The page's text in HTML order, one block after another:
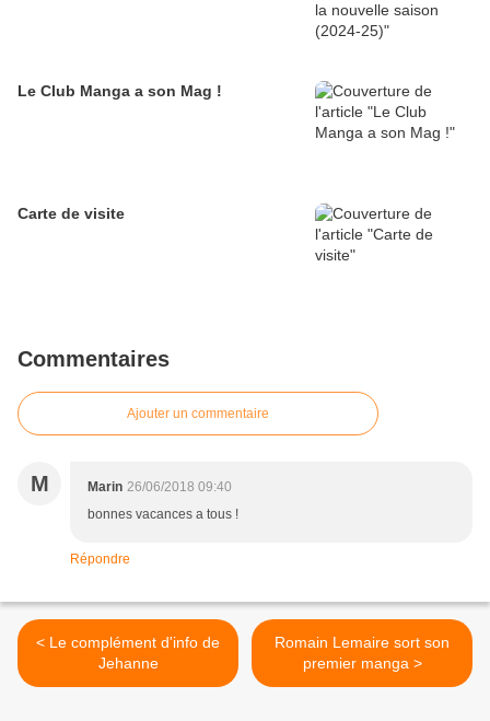
Le Club Manga a son Mag !
Carte de visite
Commentaires
Ajouter un commentaire
M Marin 26/06/2018 09:40
bonnes vacances a tous !
Répondre
< Le complément d'info de
Jehanne
Romain Lemaire sort son
premier manga >